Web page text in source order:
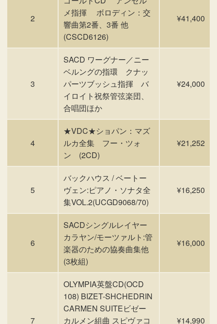
2
メ指揮 ボロディン：交
響曲第2番、3番 他
(CSCD6126)
¥41,400
3
SACD ワーグナー／ニー
ベルングの指環 クナッ
パーツブッシュ指揮 バ
イロイト祝祭管弦楽団、
合唱団ほか
¥24,000
4
★VDC★ショパン：マズ
ルカ全集 フー・ツォ
ン (2CD)
¥21,252
5
バックハウス / ベートー
ヴェン:ピアノ・ソナタ全
集VOL.2(UCGD9068/70)
¥16,250
6
SACDシングルレイヤー
カラヤン/モーツァルト:管
楽器のための協奏曲集他
(3枚組)
¥16,000
7
OLYMPIA英盤CD(OCD
108) BIZET-SHCHEDRIN
CARMEN SUITEビゼー
カルメン組曲 スピヴァコ
¥14,990